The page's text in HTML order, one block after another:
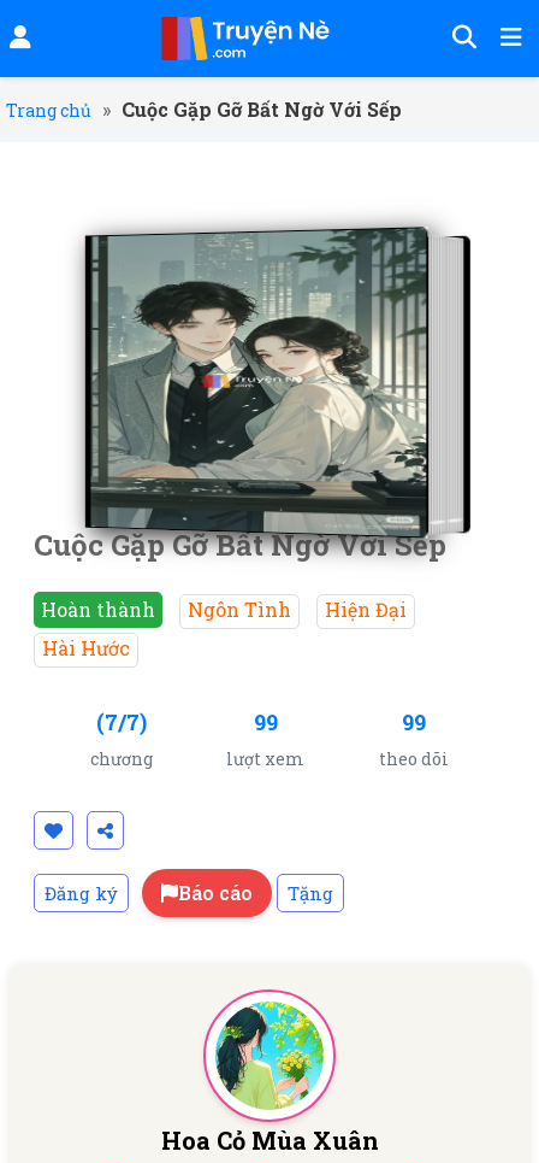
Trang chủ » Cuộc Gặp Gỡ Bất Ngờ Với Sếp
Cuộc Gặp Gỡ Bất Ngờ Với Sếp
Hoàn thành Ngôn Tình
Hiện Đại
Hài Hước
(7/7)
chương
99
lượt xem
99
theo dõi
Đăng ký Báo cáo Tặng
Hoa Cỏ Mùa Xuân